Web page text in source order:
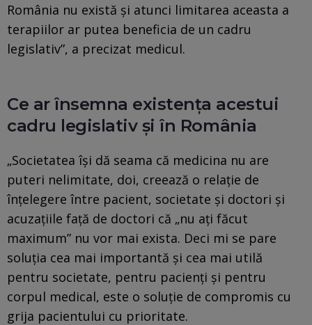
România nu există şi atunci limitarea aceasta a
terapiilor ar putea beneficia de un cadru
legislativ”, a precizat medicul.
Ce ar însemna existenţa acestui
cadru legislativ şi în România
„Societatea îşi dă seama că medicina nu are
puteri nelimitate, doi, creează o relaţie de
înţelegere între pacient, societate şi doctori şi
acuzaţiile faţă de doctori că „nu aţi făcut
maximum” nu vor mai exista. Deci mi se pare
soluţia cea mai importantă şi cea mai utilă
pentru societate, pentru pacienţi şi pentru
corpul medical, este o soluţie de compromis cu
grija pacientului cu prioritate.